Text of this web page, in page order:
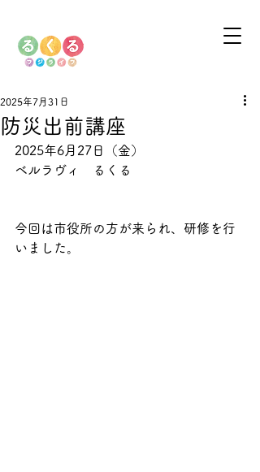
防災出前講座
2025年7月31日
2025年6月27日（金）
ベルラヴィ　るくる
今回は市役所の方が来られ、研修を行
いました。